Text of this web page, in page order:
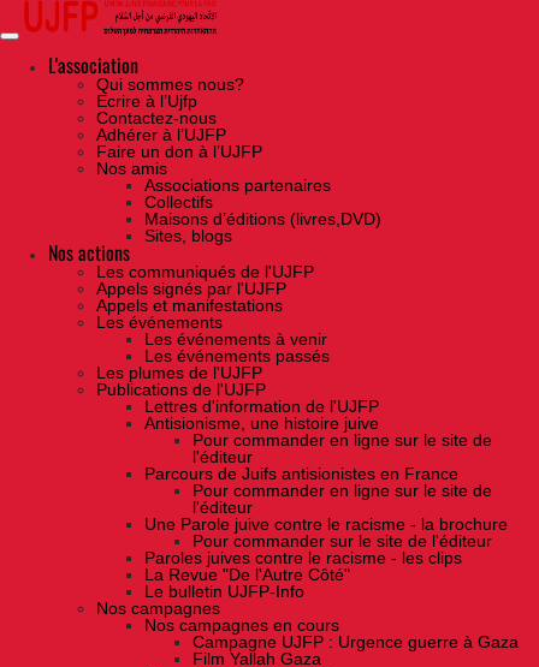
Skip
the
contentL'association
Qui sommes nous?
Ecrire à l’Ujfp
Contactez-nous
Adhérer à l’UJFP
Faire un don à l’UJFP
Nos amis
Associations partenaires
Collectifs
Maisons d’éditions (livres,DVD)
Sites, blogs
Nos actions
Les communiqués de l'UJFP
Appels signés par l'UJFP
Appels et manifestations
Les événements
Les événements à venir
Les événements passés
Les plumes de l'UJFP
Publications de l'UJFP
Lettres d'information de l'UJFP
Antisionisme, une histoire juive
Pour commander en ligne sur le site de
l'éditeur
Parcours de Juifs antisionistes en France
Pour commander en ligne sur le site de
l'éditeur
Une Parole juive contre le racisme - la brochure
Pour commander sur le site de l'éditeur
Paroles juives contre le racisme - les clips
La Revue "De l'Autre Côté"
Le bulletin UJFP-Info
Nos campagnes
Nos campagnes en cours
Campagne UJFP : Urgence guerre à Gaza
Film Yallah Gaza